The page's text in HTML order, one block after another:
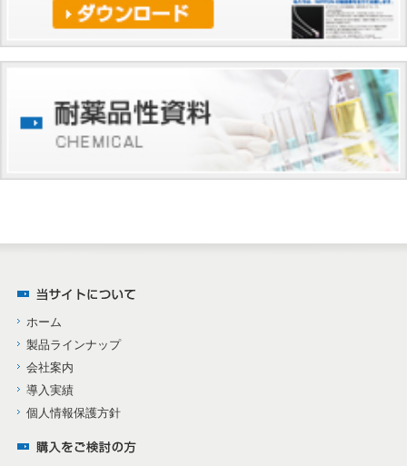
ホーム
製品ラインナップ
会社案内
導入実績
個人情報保護方針